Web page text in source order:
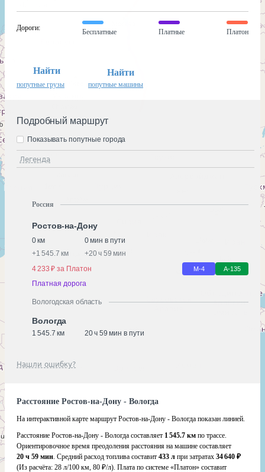
Дороги:
Бесплатные Платные Платон
Найти
попутные грузы
Найти
попутные машины
Подробный маршрут
Легенда
Показывать попутные города
Россия
Ростов-на-Дону
0 км
0 мин в пути
+1 545.7 км +20 ч 59 мин
4 233 ₽ за Платон
М-4 А-135
Платная дорога
Вологодская область
Вологда
1 545.7 км 20 ч 59 мин в пути
Нашли ошибку?
Расстояние Ростов-на-Дону - Вологда
На интерактивной карте маршрут Ростов-на-Дону - Вологда показан линией.
Расстояние Ростов-на-Дону - Вологда составляет 1 545.7 км по трассе.
Ориентировочное время преодоления расстояния на машине составляет
20 ч 59 мин. Средний расход топлива составит 433 л при затратах 34 640 ₽
(Из расчёта: 28 л/100 км, 80 ₽/л). Плата по системе «Платон» составит